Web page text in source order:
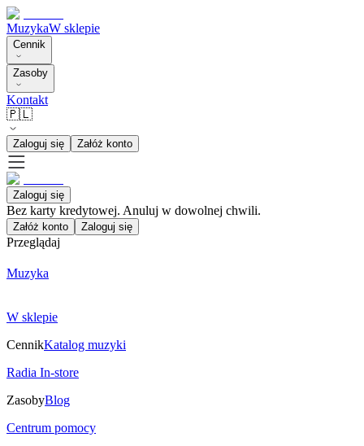
MuzykaW sklepie
Cennik
Zasoby
Kontakt
🇵🇱
Zaloguj się Załóż konto
Zaloguj się
Bez karty kredytowej. Anuluj w dowolnej chwili.
Załóż konto Zaloguj się
Przeglądaj
Muzyka
W sklepie
CennikKatalog muzyki
Radia In-store
ZasobyBlog
Centrum pomocy